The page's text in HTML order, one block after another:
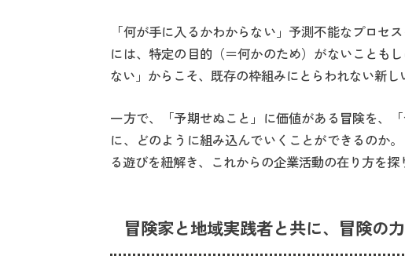
「何が手に入るかわからない」予測不能なプロセ
には、特定の目的（＝何かのため）がないことも
ない」からこそ、既存の枠組みにとらわれない新し
一方で、「予期せぬこと」に価値がある冒険を、
に、どのように組み込んでいくことができるのか
る遊びを紐解き、これからの企業活動の在り方を探
冒険家と地域実践者と共に、冒険の